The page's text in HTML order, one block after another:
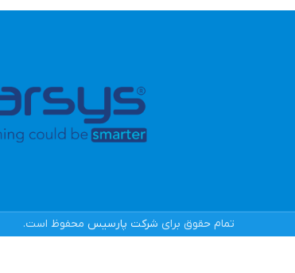
تمام حقوق برای شرکت پارسیس محفوظ است.